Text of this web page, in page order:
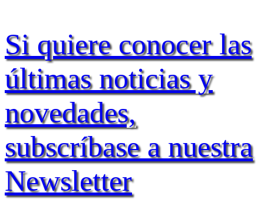
Si quiere conocer las
últimas noticias y
novedades,
subscríbase a nuestra
Newsletter